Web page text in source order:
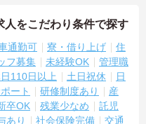
人をこだわり条件で探す
通勤可 寮・借り上げ
住
フ募集 未経験OK
管理職
110日以上 土日祝休
日
ート 研修制度あり
産
卒OK 残業少なめ
託児
あり 社会保険完備
交通